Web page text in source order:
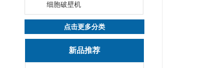
细胞破壁机
点击更多分类
新品推荐